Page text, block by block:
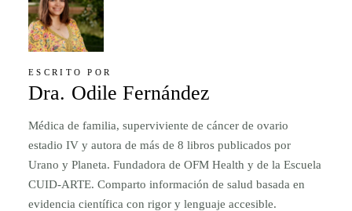
ESCRITO POR
Dra. Odile Fernández
Médica de familia, superviviente de cáncer de ovario
estadio IV y autora de más de 8 libros publicados por
Urano y Planeta. Fundadora de OFM Health y de la Escuela
CUID-ARTE. Comparto información de salud basada en
evidencia científica con rigor y lenguaje accesible.